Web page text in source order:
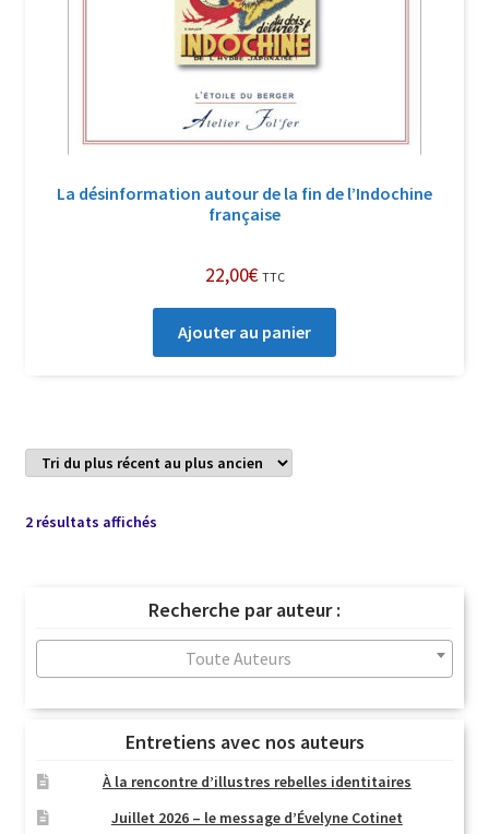
La désinformation autour de la fin de l’Indochine
française
22,00€ TTC
Ajouter au panier
2 résultats affichésTrié
au
plus
ancien
Recherche par auteur :
Toute Auteurs
Entretiens avec nos auteurs
À la rencontre d’illustres rebelles identitaires
Juillet 2026 – le message d’Évelyne Cotinet